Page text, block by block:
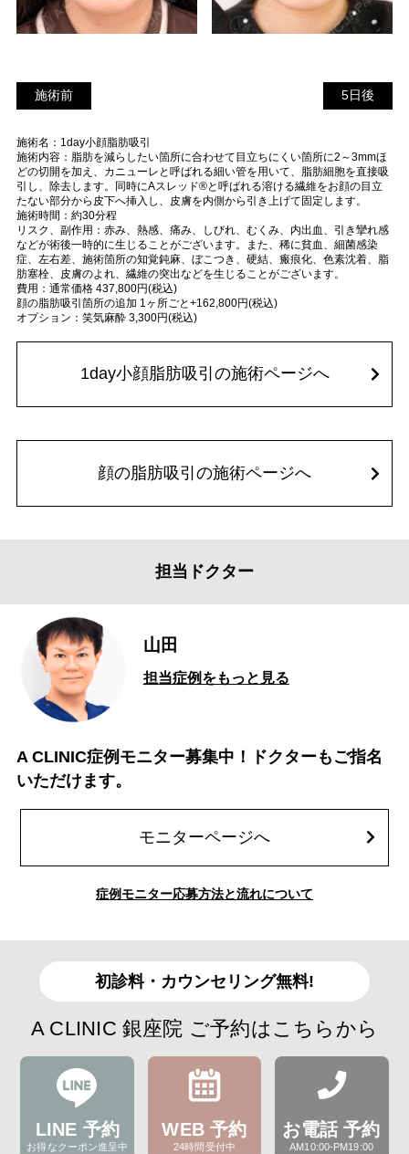
施術前 5日後
施術名：1day小顔脂肪吸引
施術内容：脂肪を減らしたい箇所に合わせて目立ちにくい箇所に2～3mmほ
どの切開を加え、カニューレと呼ばれる細い管を用いて、脂肪細胞を直接吸
引し、除去します。同時にAスレッド®と呼ばれる溶ける繊維をお顔の目立
たない部分から皮下へ挿入し、皮膚を内側から引き上げて固定します。
施術時間：約30分程
リスク、副作用：赤み、熱感、痛み、しびれ、むくみ、内出血、引き攣れ感
などが術後一時的に生じることがございます。また、稀に貧血、細菌感染
症、左右差、施術箇所の知覚鈍麻、ぼこつき、硬結、瘢痕化、色素沈着、脂
肪塞栓、皮膚のよれ、繊維の突出などを生じることがございます。
費用：通常価格 437,800円(税込)
顔の脂肪吸引箇所の追加 1ヶ所ごと+162,800円(税込)
オプション：笑気麻酔 3,300円(税込)
1day小顔脂肪吸引の施術ページへ
顔の脂肪吸引の施術ページへ
担当ドクター
山田
担当症例をもっと見る
A CLINIC症例モニター募集中！ドクターもご指名
いただけます。
モニターページへ
症例モニター応募方法と流れについて
初診料・カウンセリング無料!
A CLINIC 銀座院 ご予約はこちらから
LINE 予約
お得なクーポン進呈中
WEB 予約
24時間受付中
お電話 予約
AM10:00-PM19:00